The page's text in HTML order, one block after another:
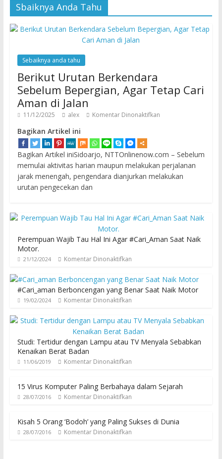
Sbaiknya Anda Tahu
Sebaiknya anda tahu
Berikut Urutan Berkendara
Sebelum Bepergian, Agar Tetap Cari
Aman di Jalan
11/12/2025 alex Komentar Dinonaktifkan
Bagikan Artikel ini
Bagikan Artikel iniSidoarjo, NTTOnlinenow.com – Sebelum
memulai aktivitas harian maupun melakukan perjalanan
jarak menengah, pengendara dianjurkan melakukan
urutan pengecekan dan
Perempuan Wajib Tau Hal Ini Agar #Cari_Aman Saat Naik
Motor.
21/12/2024 Komentar Dinonaktifkan
#Cari_aman Berboncengan yang Benar Saat Naik Motor
19/02/2024 Komentar Dinonaktifkan
Studi: Tertidur dengan Lampu atau TV Menyala Sebabkan
Kenaikan Berat Badan
11/06/2019 Komentar Dinonaktifkan
15 Virus Komputer Paling Berbahaya dalam Sejarah
28/07/2016 Komentar Dinonaktifkan
Kisah 5 Orang ‘Bodoh’ yang Paling Sukses di Dunia
28/07/2016 Komentar Dinonaktifkan